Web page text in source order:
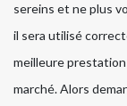
sereins et ne plus
il sera utilisé
meilleure
marché. Alors